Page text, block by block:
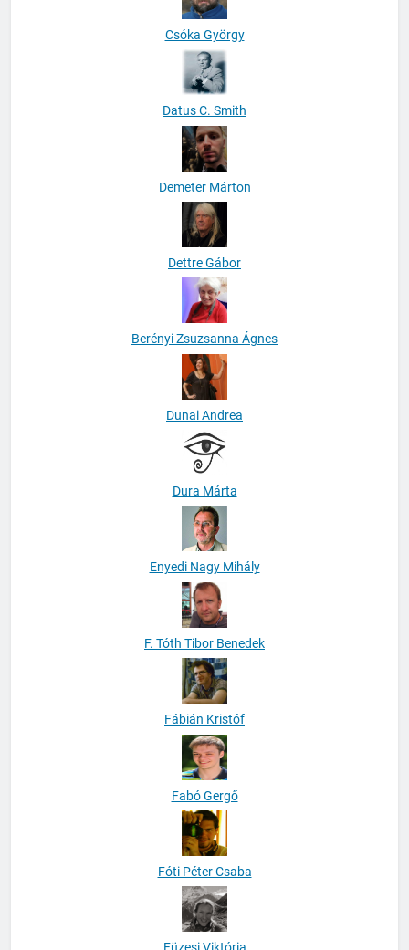
Csóka György
Datus C. Smith
Demeter Márton
Dettre Gábor
Berényi Zsuzsanna Ágnes
Dunai Andrea
Dura Márta
Enyedi Nagy Mihály
F. Tóth Tibor Benedek
Fábián Kristóf
Fabó Gergő
Fóti Péter Csaba